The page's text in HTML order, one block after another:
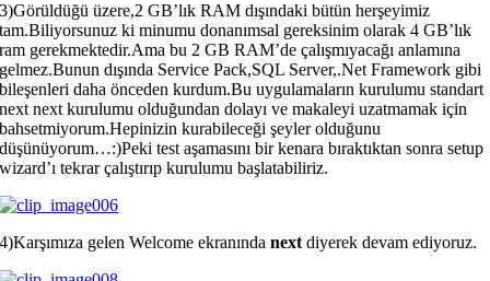
3)Görüldüğü üzere,2 GB’lık RAM dışındaki bütün herşeyimiz
tam.Biliyorsunuz ki minumu donanımsal gereksinim olarak 4 GB’lık
ram gerekmektedir.Ama bu 2 GB RAM’de çalışmıyacağı anlamına
gelmez.Bunun dışında Service Pack,SQL Server,.Net Framework gibi
bileşenleri daha önceden kurdum.Bu uygulamaların kurulumu standart
next next kurulumu olduğundan dolayı ve makaleyi uzatmamak için
bahsetmiyorum.Hepinizin kurabileceği şeyler olduğunu
düşünüyorum…:)Peki test aşamasını bir kenara bıraktıktan sonra setup
wizard’ı tekrar çalıştırıp kurulumu başlatabiliriz.
4)Karşımıza gelen Welcome ekranındanext diyerek devam ediyoruz.